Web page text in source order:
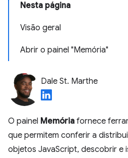
Nesta página
Visão geral
Abrir o painel "Memória"
Dale St. Marthe
O painel Memória fornece
que permitem conferir a
objetos JavaScript, descobrir e